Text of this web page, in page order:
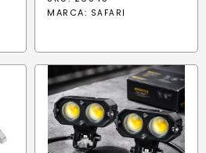
MARCA: SAFARI